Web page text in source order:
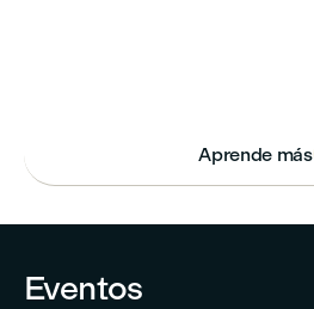
Aprende más
Eventos